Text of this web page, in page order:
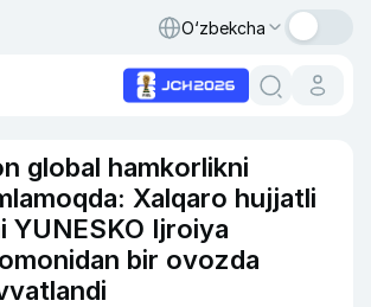
O‘zbekcha
global hamkorlikni
Xalqaro hujjatli
YUNESKO Ijroiya
bir ovozda